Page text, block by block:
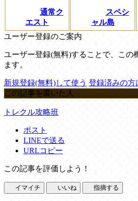
通常ク
エスト
スペシ
ャル島
ユーザー登録のご案内
ユーザー登録(無料)することで、この
ます。
新規登録(無料)して使う 登録済みの方
この記事を書いた人
トレクル攻略班
ポスト
LINEで送る
URLコピー
この記事を評価しよう！
イマイチ いいね 指摘する